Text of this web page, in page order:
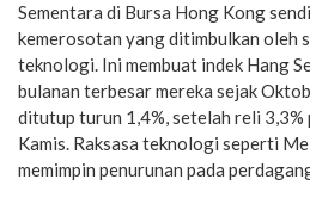
Sementara di Bursa Hong Kong
kemerosotan yang ditimbulkan oleh
teknologi. Ini membuat indek Hang
bulanan terbesar mereka sejak
ditutup turun 1,4%, setelah reli 3,3%
Kamis. Raksasa teknologi seperti
memimpin penurunan pada